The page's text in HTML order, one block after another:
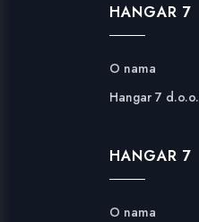
HANGAR 7
O nama
Hangar 7 d.o.o.
HANGAR 7
O nama